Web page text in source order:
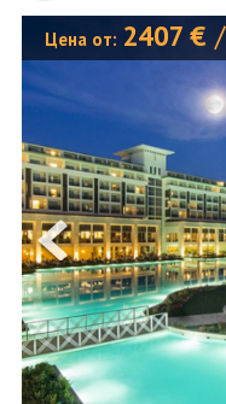
ОЩЕ
ФИРМЕНИ ДОКУМЕНТИ
0700 144 34
ПОСЛЕДВАЙТЕ НИ
Цена от: 2407 € /